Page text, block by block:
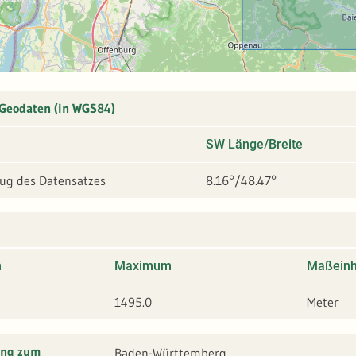
(in WGS84)
SW Länge/Breite
des Datensatzes 8.16°/48.47°
Maximum
1495.0 Meter
zum Baden-Württemberg